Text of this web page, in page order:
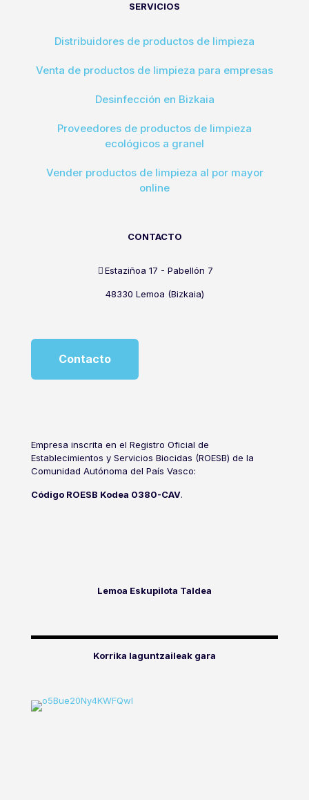
SERVICIOS
Distribuidores de productos de limpieza
Venta de productos de limpieza para empresas
Desinfección en Bizkaia
Proveedores de productos de limpieza
ecológicos a granel
Vender productos de limpieza al por mayor
online
CONTACTO
Estaziñoa 17 - Pabellón 7
48330 Lemoa (Bizkaia)
Contacto
Empresa inscrita en el Registro Oficial de
Establecimientos y Servicios Biocidas (ROESB) de la
Comunidad Autónoma del País Vasco:
Código ROESB Kodea 0380-CAV.
Lemoa Eskupilota Taldea
Korrika laguntzaileak gara